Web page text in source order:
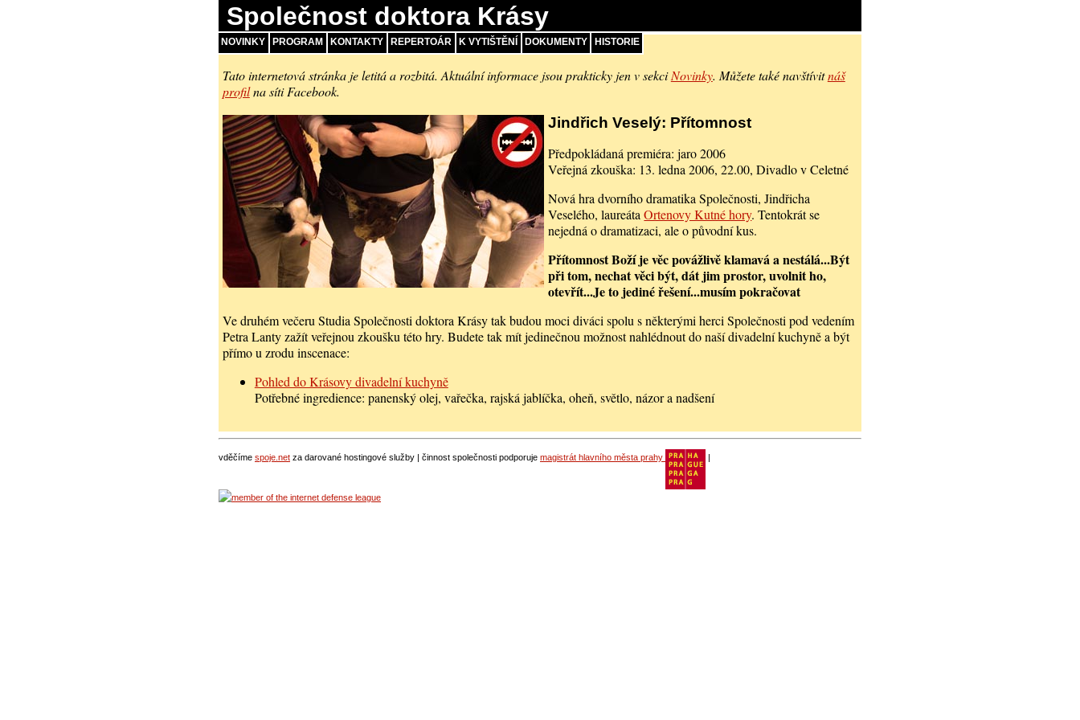
Společnost doktora Krásy
NOVINKY PROGRAM KONTAKTY REPERTOÁR K VYTIŠTĚNÍ DOKUMENTY HISTORIE
Tato internetová stránka je letitá a rozbitá. Aktuální informace jsou prakticky jen v sekciNovinky. Můžete také navštívitnáš
profilna síti Facebook.
Jindřich Veselý: Přítomnost
Předpokládaná premiéra: jaro 2006
Veřejná zkouška: 13. ledna 2006, 22.00, Divadlo v Celetné
Nová hra dvorního dramatika Společnosti, Jindřicha
Veselého, laureátaOrtenovy Kutné hory. Tentokrát se
nejedná o dramatizaci, ale o původní kus.
Přítomnost Boží je věc povážlivě klamavá a nestálá...Být
při tom, nechat věci být, dát jim prostor, uvolnit ho,
otevřít...Je to jediné řešení...musím pokračovat
Ve druhém večeru Studia Společnosti doktora Krásy tak budou moci diváci spolu s některými herci Společnosti pod vedením
Petra Lanty zažít veřejnou zkoušku této hry. Budete tak mít jedinečnou možnost nahlédnout do naší divadelní kuchyně a být
přímo u zrodu inscenace:
Pohled do Krásovy divadelní kuchyně
Potřebné ingredience: panenský olej, vařečka, rajská jablíčka, oheň, světlo, názor a nadšení
vděčíme spoje.net za darované hostingové služby | činnost společnosti podporuje magistrát hlavního města prahy |